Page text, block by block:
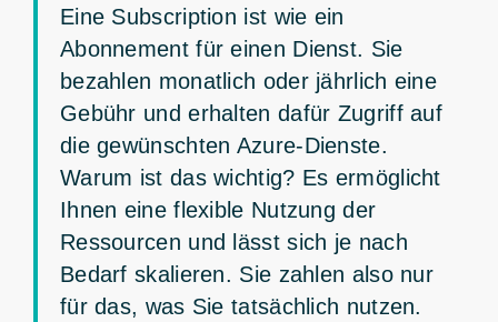
Eine Subscription ist wie ein
Abonnement für einen Dienst. Sie
bezahlen monatlich oder jährlich eine
Gebühr und erhalten dafür Zugriff auf
die gewünschten Azure-Dienste.
Warum ist das wichtig? Es ermöglicht
Ihnen eine flexible Nutzung der
Ressourcen und lässt sich je nach
Bedarf skalieren. Sie zahlen also nur
für das, was Sie tatsächlich nutzen.